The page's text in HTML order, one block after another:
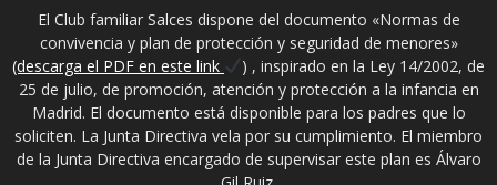
El Club familiar Salces dispone del documento «Normas de
convivencia y plan de protección y seguridad de menores»
(descarga el PDF en este link
) , inspirado en la Ley 14/2002, de
25 de julio, de promoción, atención y protección a la infancia en
Madrid. El documento está disponible para los padres que lo
soliciten. La Junta Directiva vela por su cumplimiento. El miembro
de la Junta Directiva encargado de supervisar este plan es Álvaro